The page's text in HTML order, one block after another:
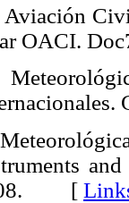
Aviación
OACI.
[